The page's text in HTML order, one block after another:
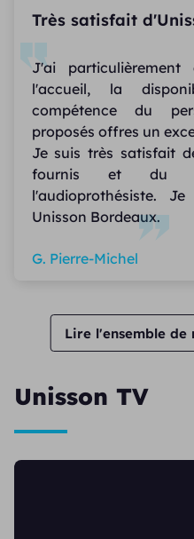
Lire l'ensemble de
Très satisfait
J'ai
l'accueil, la
compétence du
proposés offres un
Je suis très satisfait
fournis et du
l'audioprothésiste.
Unisson Bordeaux.
G. Pierre-Michel
Unisson TV